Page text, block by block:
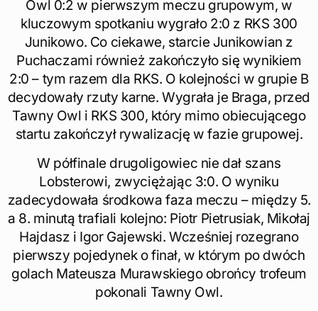
Owl 0:2 w pierwszym meczu grupowym, w
kluczowym spotkaniu wygrało 2:0 z RKS 300
Junikowo. Co ciekawe, starcie Junikowian z
Puchaczami również zakończyło się wynikiem
2:0 – tym razem dla RKS. O kolejności w grupie B
decydowały rzuty karne. Wygrała je Braga, przed
Tawny Owl i RKS 300, który mimo obiecującego
startu zakończył rywalizację w fazie grupowej.
W półfinale drugoligowiec nie dał szans
Lobsterowi, zwyciężając 3:0. O wyniku
zadecydowała środkowa faza meczu – między 5.
a 8. minutą trafiali kolejno: Piotr Pietrusiak, Mikołaj
Hajdasz i Igor Gajewski. Wcześniej rozegrano
pierwszy pojedynek o finał, w którym po dwóch
golach Mateusza Murawskiego obrońcy trofeum
pokonali Tawny Owl.